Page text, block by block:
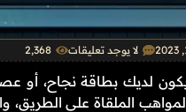
لا يوجد تعليقات 2٬368
لديك بطاقة نجاح، أو
الملقاة على الطريق،